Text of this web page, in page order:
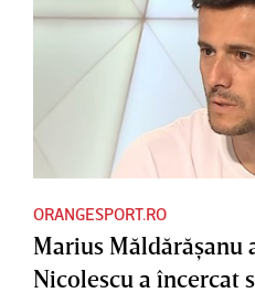
ORANGESPORT.RO
Marius Măldărăşanu
Nicolescu a încercat